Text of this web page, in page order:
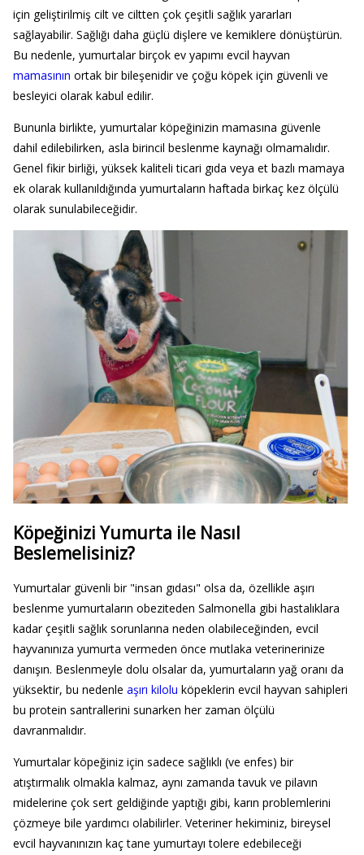
için geliştirilmiş cilt ve ciltten çok çeşitli sağlık yararları
sağlayabilir. Sağlığı daha güçlü dişlere ve kemiklere dönüştürün.
Bu nedenle, yumurtalar birçok ev yapımı evcil hayvan
mamasının ortak bir bileşenidir ve çoğu köpek için güvenli ve
besleyici olarak kabul edilir.
Bununla birlikte, yumurtalar köpeğinizin mamasına güvenle
dahil edilebilirken, asla birincil beslenme kaynağı olmamalıdır.
Genel fikir birliği, yüksek kaliteli ticari gıda veya et bazlı mamaya
ek olarak kullanıldığında yumurtaların haftada birkaç kez ölçülü
olarak sunulabileceğidir.
Köpeğinizi Yumurta ile Nasıl
Beslemelisiniz?
Yumurtalar güvenli bir "insan gıdası" olsa da, özellikle aşırı
beslenme yumurtaların obeziteden Salmonella gibi hastalıklara
kadar çeşitli sağlık sorunlarına neden olabileceğinden, evcil
hayvanınıza yumurta vermeden önce mutlaka veterinerinize
danışın. Beslenmeyle dolu olsalar da, yumurtaların yağ oranı da
yüksektir, bu nedenle aşırı kilolu köpeklerin evcil hayvan sahipleri
bu protein santrallerini sunarken her zaman ölçülü
davranmalıdır.
Yumurtalar köpeğiniz için sadece sağlıklı (ve enfes) bir
atıştırmalık olmakla kalmaz, aynı zamanda tavuk ve pilavın
midelerine çok sert geldiğinde yaptığı gibi, karın problemlerini
çözmeye bile yardımcı olabilirler. Veteriner hekiminiz, bireysel
evcil hayvanınızın kaç tane yumurtayı tolere edebileceği